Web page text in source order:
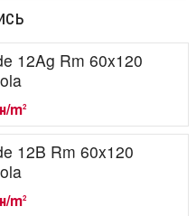
12Ag Rm 60x120
m2
12B Rm 60x120
m2